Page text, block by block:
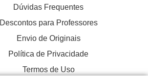
Dúvidas Frequentes
Descontos para Professores
Envio de Originais
Política de Privacidade
Termos de Uso